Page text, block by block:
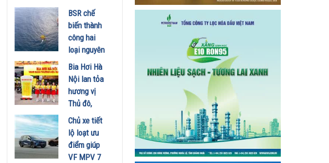
28/07/2026
27/07/2026
E100 phục
vụ lộ trình
phát triển
nhiên liệu
sinh học
22/07/2026
BSR chế
biến thành
công hai
loại nguyên
liệu mới,
tối ưu hiệu
quả sản
xuất kinh
20/07/2026
Bia Hơi Hà
Nội lan tỏa
hương vị
Thủ đô,
khuấy động
mùa hè tại
TP. Hồ Chí
Minh
Chủ xe tiết
lộ loạt ưu
điểm giúp
VF MPV 7